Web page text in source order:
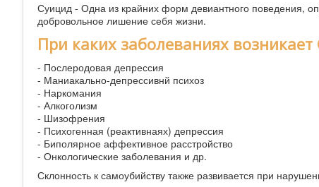
Суицид - Одна из крайних форм девиантного поведения,
добровольное лишение себя жизни.
При каких заболеваниях
- Послеродовая депрессия
- Маниакально-депрессивнй психоз
- Наркомания
- Алкоголизм
- Шизофрения
- Психогенная (реактивнаях) депрессия
- Биполярное аффективное расстройство
- Онкологические заболевания и др.
Склонность к самоубийству также развивается при